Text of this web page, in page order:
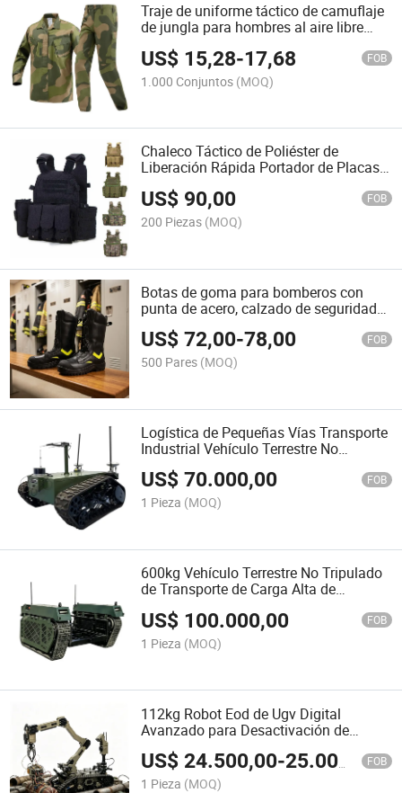
Traje de uniforme táctico de camuflaje
de jungla para hombres al aire libre
US$ 15,28-17,68 FOB
1.000 Conjuntos (MOQ)
Chaleco Táctico de Poliéster de
Liberación Rápida Portador de Placas
Multifuncional
US$ 90,00 FOB
200 Piezas (MOQ)
Botas de goma para bomberos con
punta de acero, calzado de seguridad
para trabajo en incendios y lluvia
US$72,00-78,00 FOB
500 Pares (MOQ)
Logística de Pequeñas Vías Transporte
Industrial Vehículo Terrestre No
Tripulado Robot
US$70.000,00 FOB
1 Pieza (MOQ)
600kg Vehículo Terrestre No Tripulado
de Transporte de Carga Alta de
US$ 100.000,00 FOB
1 Pieza (MOQ)
112kg Robot Eod de Ugv Digital
Avanzado para Desactivación de
Bombas con 7 Brazo de Dof
US$24.500,00-25.000,00 FOB
1 Pieza (MOQ)